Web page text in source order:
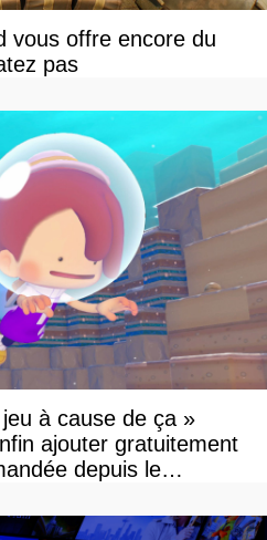
vous offre encore du
pas
à cause de ça »
ajouter gratuitement
depuis le